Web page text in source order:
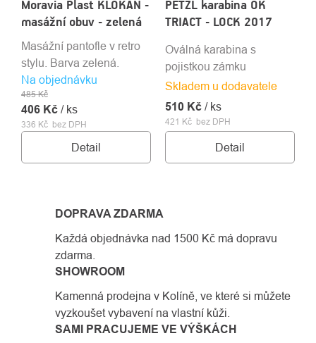
Moravia Plast KLOKAN -
masážní obuv - zelená
Na objednávku
336 Kč bez DPH
485 Kč
406 Kč / ks
Detail
Masážní pantofle v retro
stylu. Barva zelená.
PETZL karabina OK
TRIACT - LOCK 2017
Skladem u dodavatele
421 Kč bez DPH
510 Kč / ks
Detail
Oválná karabina s
pojistkou zámku
DOPRAVA ZDARMA
Každá objednávka nad 1500 Kč má dopravu
zdarma.
SHOWROOM
Kamenná prodejna v Kolíně, ve které si můžete
vyzkoušet vybavení na vlastní kůži.
SAMI PRACUJEME VE VÝŠKÁCH